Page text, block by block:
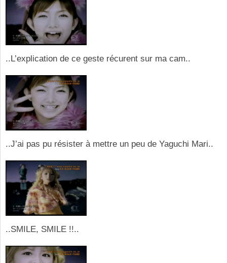
..L’explication de ce geste récurent sur ma cam..
..J’ai pas pu résister à mettre un peu de Yaguchi Mari..
..SMILE, SMILE !!..